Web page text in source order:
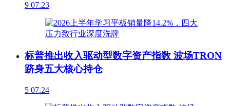
9 07.23
标普推出收入驱动型数字资产指数 波场TRON
跻身五大核心持仓
5 07.24